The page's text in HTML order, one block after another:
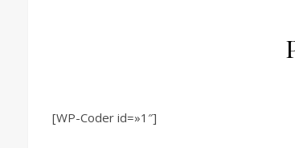
[WP-Coder id=»1″]